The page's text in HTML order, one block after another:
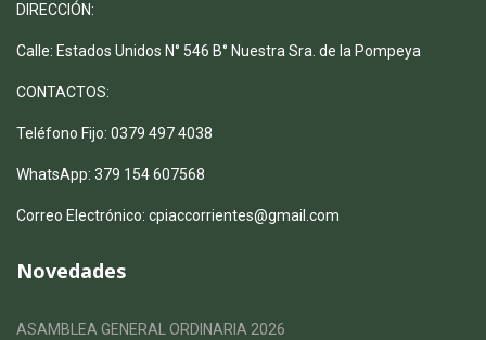
DIRECCIÓN:
Calle: Estados Unidos N° 546 B° Nuestra Sra. de la Pompeya
CONTACTOS:
Teléfono Fijo: 0379 497 4038
WhatsApp: 379 154 607568
Correo Electrónico: cpiaccorrientes@gmail.com
Novedades
ASAMBLEA GENERAL ORDINARIA 2026